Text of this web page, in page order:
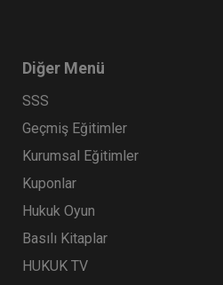
IX. Oturum
360 TL
Tüketici Hukuku Enstitüsü
Diğer Menü
SSS
Geçmiş Eğitimler
Kurumsal Eğitimler
Kuponlar
Hukuk Oyun
Basılı Kitaplar
HUKUK TV